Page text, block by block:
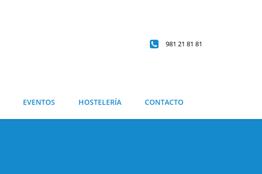
981 21 81 81
EVENTOS HOSTELERÍA CONTACTO